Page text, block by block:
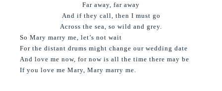
Far away, far away
And if they call, then I must go
Across the sea, so wild and grey.
So Mary marry me, let’s not wait
For the distant drums might change our wedding date
And love me now, for now is all the time there may be
If you love me Mary, Mary marry me.